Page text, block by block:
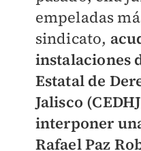
empeladas
sindicato,
instalaciones
Estatal de
Jalisco
interponer
Rafael Paz